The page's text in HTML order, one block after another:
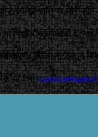
को खो जाने या चोरी
वित्तीय संस्थान से इसकी
बैंकिंग नेटवर्क ने
या उन्हें